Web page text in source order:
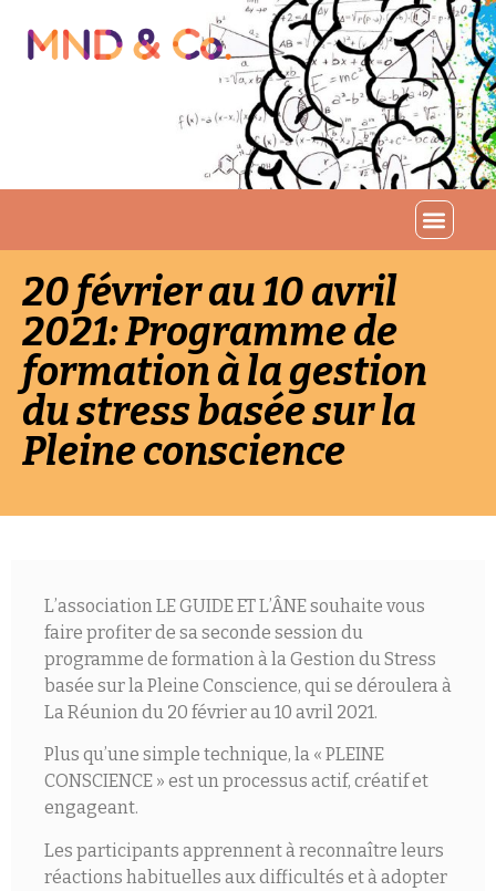
20 février au 10 avril
2021: Programme de
formation à la gestion
du stress basée sur la
Pleine conscience
L’association LE GUIDE ET L’ÂNE souhaite vous
faire profiter de sa seconde session du
programme de formation à la Gestion du Stress
basée sur la Pleine Conscience, qui se déroulera à
La Réunion du 20 février au 10 avril 2021.
Plus qu’une simple technique, la « PLEINE
CONSCIENCE » est un processus actif, créatif et
engageant.
Les participants apprennent à reconnaître leurs
réactions habituelles aux difficultés et à adopter